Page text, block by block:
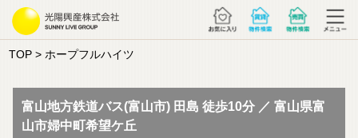
TOP> ホープフルハイツ
富山地方鉄道バス(富山市) 田島 徒歩10分 ／ 富山県富
山市婦中町希望ケ丘